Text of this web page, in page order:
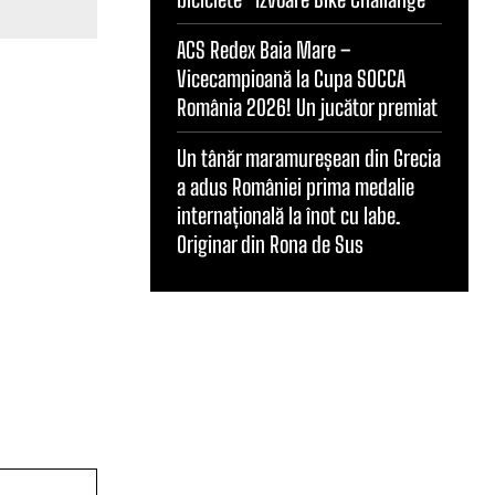
ACS Redex Baia Mare –
Vicecampioană la Cupa SOCCA
România 2026! Un jucător premiat
Un tânăr maramureșean din Grecia
a adus României prima medalie
internațională la înot cu labe.
Originar din Rona de Sus